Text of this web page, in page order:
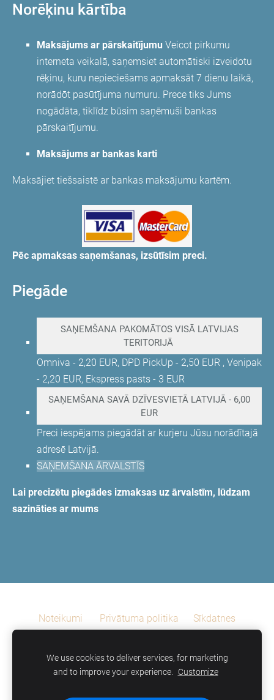
Norēķinu kārtība
Maksājums ar pārskaitījumu Veicot pirkumu
interneta veikalā, saņemsiet automātiski izveidotu
rēķinu, kuru nepieciešams apmaksāt 7 dienu laikā,
norādōt pasūtījuma numuru. Prece tiks Jums
nogādāta, tiklīdz būsim saņēmuši bankas
pārskaitījumu.
Maksājums ar bankas karti
Maksājiet tiešsaistē ar bankas maksājumu kartēm.
Pēc apmaksas saņemšanas, izsūtīsim preci.
Piegāde
SAŅEMŠANA PAKOMĀTOS VISĀ LATVIJAS
TERITORIJĀ
Omniva - 2,20 EUR, DPD PickUp - 2,50 EUR , Venipak
- 2,20 EUR, Ekspress pasts - 3 EUR
SAŅEMŠANA SAVĀ DZĪVESVIETĀ LATVIJĀ - 6,00
EUR
Preci iespējams piegādāt ar kurjeru Jūsu norādītajā
adresē Latvijā.
SAŅEMŠANA ĀRVALSTĪS
Lai precizētu piegādes izmaksas uz ārvalstīm, lūdzam
sazināties ar mums
Noteikumi Privātuma politika Sīkdatnes
©Remedine
Reģ.Nr. 42103022555, Lielā iela 2-26, Liepāja, tel. +371
We use cookies to deliver services, for marketing
and to improve your experience. Customize